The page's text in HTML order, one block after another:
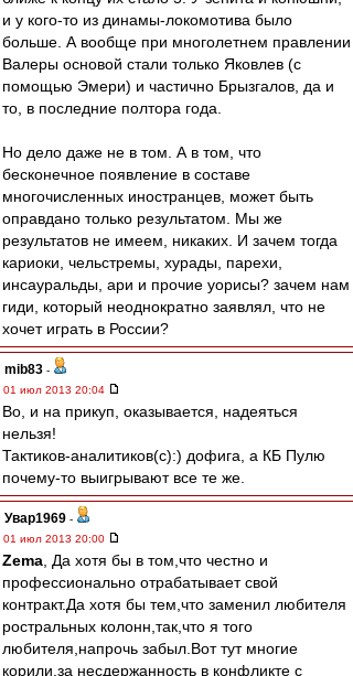
и у кого-то из динамы-локомотива было
больше. А вообще при многолетнем правлении
Валеры основой стали только Яковлев (с
помощью Эмери) и частично Брызгалов, да и
то, в последние полтора года.
Но дело даже не в том. А в том, что
бесконечное появление в составе
многочисленных иностранцев, может быть
оправдано только результатом. Мы же
результатов не имеем, никаких. И зачем тогда
кариоки, чельстремы, хурады, парехи,
инсауральды, ари и прочие уорисы? зачем нам
гиди, который неоднократно заявлял, что не
хочет играть в России?
mib83 -
01 июл 2013 20:04
Во, и на прикуп, оказывается, надеяться
нельзя!
Тактиков-аналитиков(с):) дофига, а КБ Пулю
почему-то выигрывают все те же.
Увар1969 -
01 июл 2013 20:00
Zema , Да хотя бы в том,что честно и
профессионально отрабатывает свой
контракт.Да хотя бы тем,что заменил любителя
ростральных колонн,так,что я того
любителя,напрочь забыл.Вот тут многие
корили,за несдержанность в конфликте с